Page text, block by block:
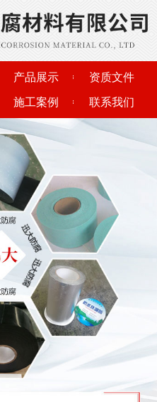
产品展示 资质文件
施工案例 联系我们